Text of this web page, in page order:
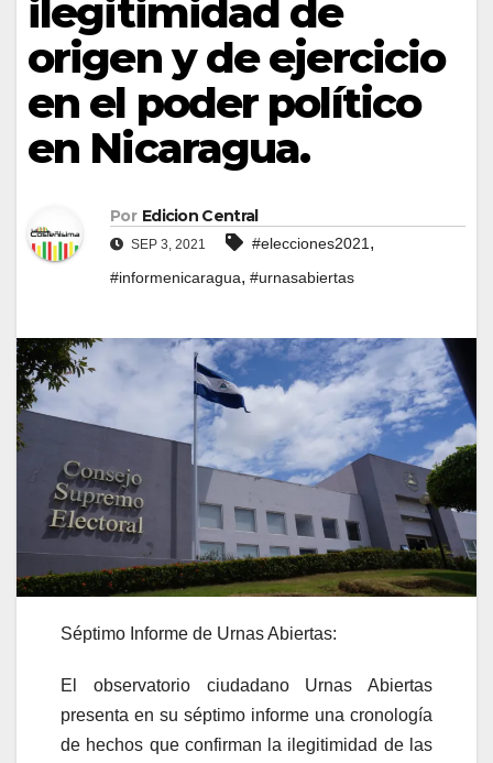
ilegitimidad de
origen y de ejercicio
en el poder político
en Nicaragua.
Por Edicion Central
SEP 3, 2021 #elecciones2021 ,
#informenicaragua, #urnasabiertas
Séptimo Informe de Urnas Abiertas:
El observatorio ciudadano Urnas Abiertas
presenta en su séptimo informe una cronología
de hechos que confirman la ilegitimidad de las